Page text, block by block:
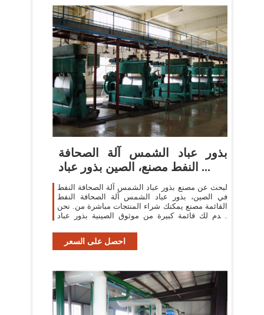
بذور عباد الشمس آلة الصحافة
النفط مصنع، الصين بذور عباد ...
لبحث عن مصنع بذور عباد الشمس آلة الصحافة النفط
في الصين، بذور عباد الشمس آلة الصحافة النفط
القائمة مصنع يمكنك شراء المنتجات مباشرة من. نحن
نقدم لك قائمة كبيرة من موثوق الصينية بذور عباد
احصل على السعر